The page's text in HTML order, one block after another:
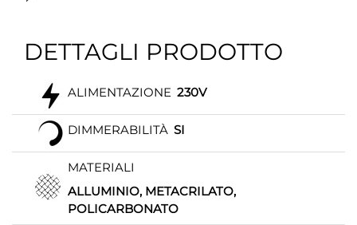
DETTAGLI PRODOTTO
ALIMENTAZIONE 230V
DIMMERABILITÀ SI
MATERIALI
ALLUMINIO, METACRILATO,
POLICARBONATO